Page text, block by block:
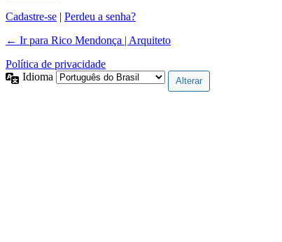
Cadastre-se | Perdeu a senha?
← Ir para Rico Mendonça | Arquiteto
Política de privacidade
Idioma